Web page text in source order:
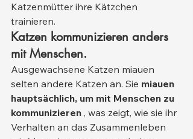
Katzenmütter ihre Kätzchen
trainieren.
Katzen kommunizieren anders
mit Menschen.
Ausgewachsene Katzen miauen
selten andere Katzen an. Sie miauen
hauptsächlich, um mit Menschen zu
kommunizieren , was zeigt, wie sie ihr
Verhalten an das Zusammenleben